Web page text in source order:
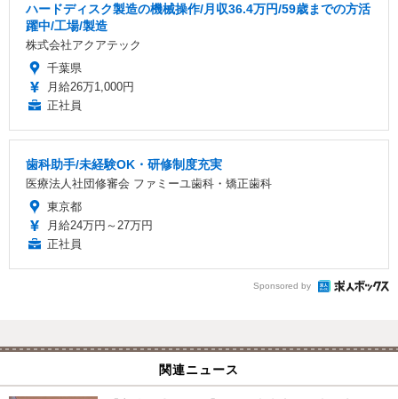
ハードディスク製造の機械操作/月収36.4万円/59歳までの方活
躍中/工場/製造
株式会社アクアテック
千葉県
月給26万1,000円
正社員
歯科助手/未経験OK・研修制度充実
医療法人社団修審会 ファミーユ歯科・矯正歯科
東京都
月給24万円～27万円
正社員
Sponsored by
関連ニュース